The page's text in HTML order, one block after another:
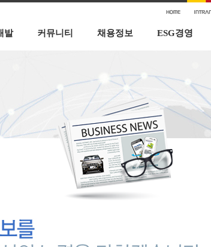
발 커뮤니티 채용정보 ESG경영